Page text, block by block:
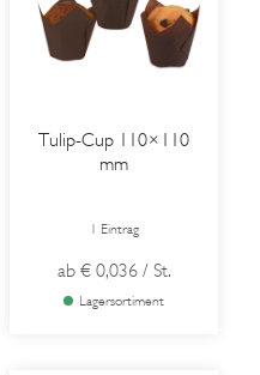
Tulip-Cup 110×110
mm
1 Eintrag
ab € 0,036 / St.
Lagersortiment